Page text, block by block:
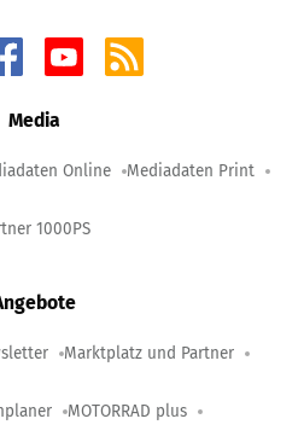
Media
Online Mediadaten Print
1000PS
Marktplatz und Partner
MOTORRAD plus